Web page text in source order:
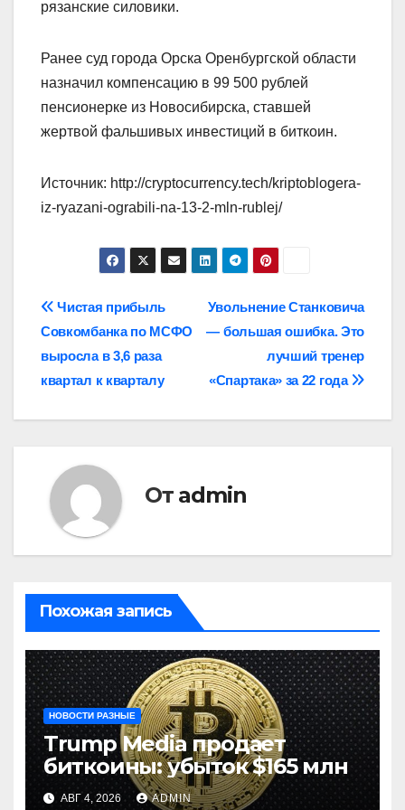
рязанские силовики.
Ранее суд города Орска Оренбургской области
назначил компенсацию в 99 500 рублей
пенсионерке из Новосибирска, ставшей
жертвой фальшивых инвестиций в биткоин.
Источник: http://cryptocurrency.tech/kriptoblogera-
iz-ryazani-ograbili-na-13-2-mln-rublej/
Навигация
по
записям
Увольнение Станковича
— большая ошибка. Это
лучший тренер
«Спартака» за 22 года
Чистая прибыль
Совкомбанка по МСФО
выросла в 3,6 раза
квартал к кварталу
От admin
Похожая запись
НОВОСТИ РАЗНЫЕ
Trump Media продает
биткоины: убыток $165 млн
АВГ 4, 2026 ADMIN